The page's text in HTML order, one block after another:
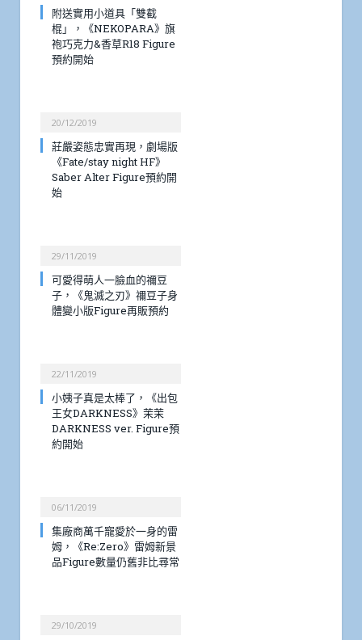
附送實用小道具「雙截
棍」，《NEKOPARA》旗
袍巧克力&香草R18 Figure
預約開始
20/12/2019
莊嚴姿態忠實再現，劇場版
《Fate/stay night HF》
Saber Alter Figure預約開
始
29/11/2019
可愛得萌人一臉血的禰豆
子，《鬼滅之刃》禰豆子身
體變小版Figure再販預約
22/11/2019
小姨子真是太棒了，《出包
王女DARKNESS》茉茉
DARKNESS ver. Figure預
約開始
06/11/2019
集廠商萬千寵愛於一身的雷
姆，《Re:Zero》雷姆新景
品Figure數量仍舊非比尋常
29/10/2019